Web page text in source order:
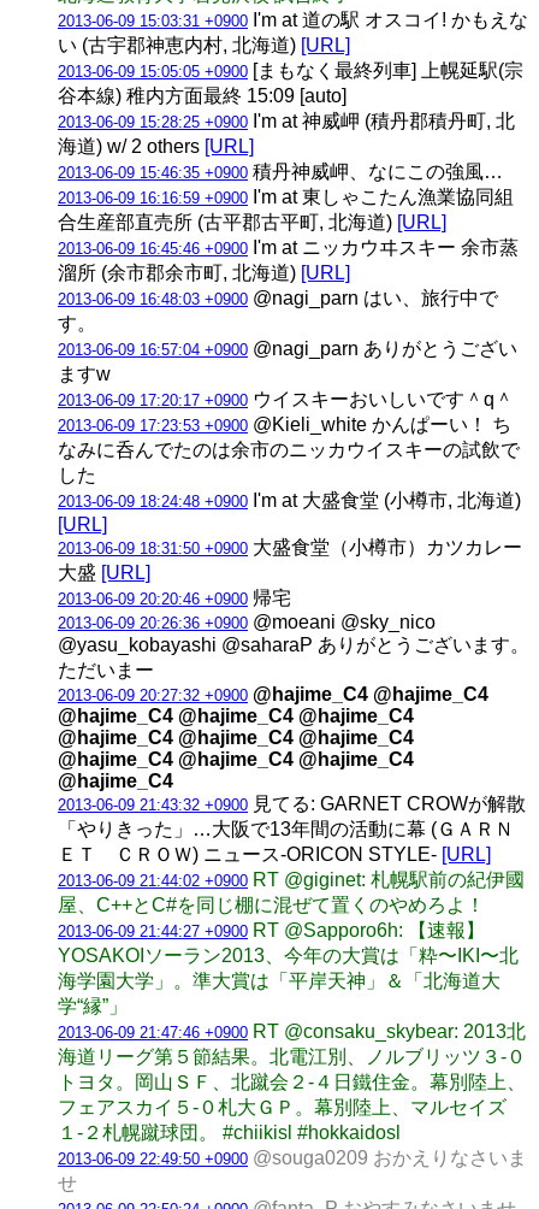
2013-06-09 15:03:31 +0900 I'm at 道の駅 オスコイ! かもえな
い (古宇郡神恵内村, 北海道) [URL]
2013-06-09 15:05:05 +0900 [まもなく最終列車] 上幌延駅(宗
谷本線) 稚内方面最終 15:09 [auto]
2013-06-09 15:28:25 +0900 I'm at 神威岬 (積丹郡積丹町, 北
海道) w/ 2 others [URL]
2013-06-09 15:46:35 +0900 積丹神威岬、なにこの強風…
2013-06-09 16:16:59 +0900 I'm at 東しゃこたん漁業協同組
合生産部直売所 (古平郡古平町, 北海道) [URL]
2013-06-09 16:45:46 +0900 I'm at ニッカウヰスキー 余市蒸
溜所 (余市郡余市町, 北海道) [URL]
2013-06-09 16:48:03 +0900 @nagi_parn はい、旅行中で
す。
2013-06-09 16:57:04 +0900 @nagi_parn ありがとうござい
ますw
2013-06-09 17:20:17 +0900 ウイスキーおいしいです＾q＾
2013-06-09 17:23:53 +0900 @Kieli_white かんぱーい！ ち
なみに呑んでたのは余市のニッカウイスキーの試飲で
した
2013-06-09 18:24:48 +0900 I'm at 大盛食堂 (小樽市, 北海道)
[URL]
2013-06-09 18:31:50 +0900 大盛食堂（小樽市）カツカレー
大盛 [URL]
2013-06-09 20:20:46 +0900 帰宅
2013-06-09 20:26:36 +0900 @moeani @sky_nico
@yasu_kobayashi @saharaP ありがとうございます。
ただいまー
2013-06-09 20:27:32 +0900 @hajime_C4 @hajime_C4
@hajime_C4 @hajime_C4 @hajime_C4
@hajime_C4 @hajime_C4 @hajime_C4
@hajime_C4 @hajime_C4 @hajime_C4
@hajime_C4
2013-06-09 21:43:32 +0900 見てる: GARNET CROWが解散
「やりきった」…大阪で13年間の活動に幕 (ＧＡＲＮ
ＥＴ ＣＲＯＷ) ニュース-ORICON STYLE- [URL]
2013-06-09 21:44:02 +0900 RT @giginet: 札幌駅前の紀伊國
屋、C++とC#を同じ棚に混ぜて置くのやめろよ！
2013-06-09 21:44:27 +0900 RT @Sapporo6h: 【速報】
YOSAKOIソーラン2013、今年の大賞は「粋〜IKI〜北
海学園大学」。準大賞は「平岸天神」＆「北海道大
学“縁”」
2013-06-09 21:47:46 +0900 RT @consaku_skybear: 2013北
海道リーグ第５節結果。北電江別、ノルブリッツ３-０
トヨタ。岡山ＳＦ、北蹴会２-４日鐵住金。幕別陸上、
フェアスカイ５-０札大ＧＰ。幕別陸上、マルセイズ
１-２札幌蹴球団。 #chiikisl #hokkaidosl
2013-06-09 22:49:50 +0900 @souga0209 おかえりなさいま
せ